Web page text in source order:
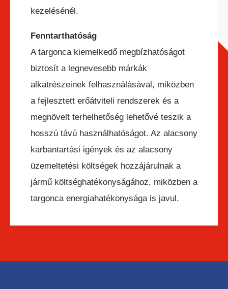
kezelésénél.
Fenntarthatóság
A targonca kiemelkedő megbízhatóságot
biztosít a legnevesebb márkák
alkatrészeinek felhasználásával, miközben
a fejlesztett erőátviteli rendszerek és a
megnövelt terhelhetőség lehetővé teszik a
hosszú távú használhatóságot. Az alacsony
karbantartási igények és az alacsony
üzemeltetési költségek hozzájárulnak a
jármű költséghatékonyságához, miközben a
targonca energiahatékonysága is javul.